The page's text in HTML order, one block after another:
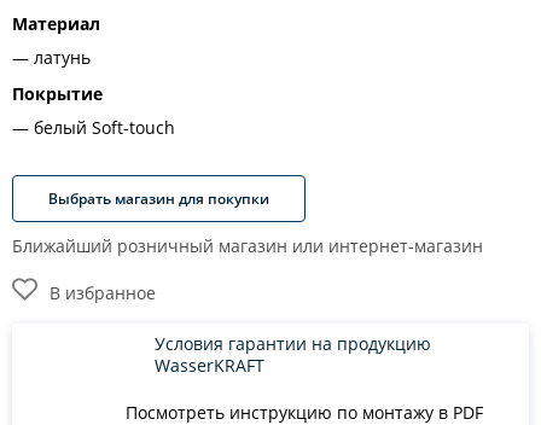
Материал
латунь
Покрытие
белый Soft-touch
Выбрать магазин для покупки
Ближайший розничный магазин или интернет-магазин
В избранное
Посмотреть инструкцию по монтажу в PDF
Условия гарантии на продукцию
WasserKRAFT